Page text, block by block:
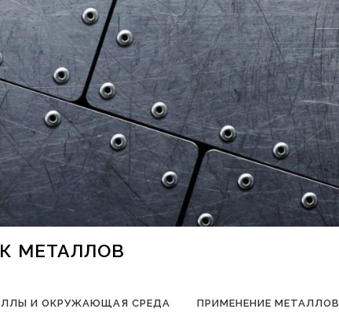
МЕТАЛЛОВ
И ОКРУЖАЮЩАЯ СРЕДА ПРИМЕНЕНИЕ МЕТАЛЛОВ